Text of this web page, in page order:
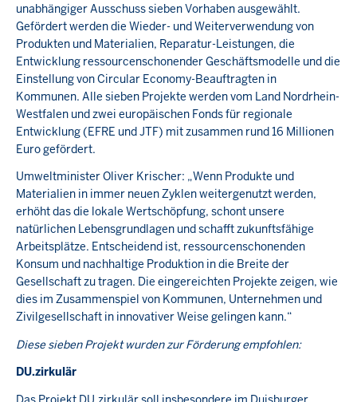
unabhängiger Ausschuss sieben Vorhaben ausgewählt.
Gefördert werden die Wieder- und Weiterverwendung von
Produkten und Materialien, Reparatur-Leistungen, die
Entwicklung ressourcenschonender Geschäftsmodelle und die
Einstellung von Circular Economy-Beauftragten in
Kommunen. Alle sieben Projekte werden vom Land Nordrhein-
Westfalen und zwei europäischen Fonds für regionale
Entwicklung (EFRE und JTF) mit zusammen rund 16 Millionen
Euro gefördert.
Umweltminister Oliver Krischer: „Wenn Produkte und
Materialien in immer neuen Zyklen weitergenutzt werden,
erhöht das die lokale Wertschöpfung, schont unsere
natürlichen Lebensgrundlagen und schafft zukunftsfähige
Arbeitsplätze. Entscheidend ist, ressourcenschonenden
Konsum und nachhaltige Produktion in die Breite der
Gesellschaft zu tragen. Die eingereichten Projekte zeigen, wie
dies im Zusammenspiel von Kommunen, Unternehmen und
Zivilgesellschaft in innovativer Weise gelingen kann.“
Diese sieben Projekt wurden zur Förderung empfohlen:
DU.zirkulär